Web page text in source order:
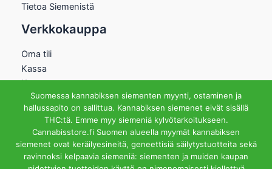
Tietoa Siemenistä
Verkkokauppa
Oma tili
Kassa
Kauppa
Ostoskori
Helsingin Myymälä
Aukioloajat
Ma-Pe 12-18 La 12-15
Riihipellonkuja 3, 00390
Suomessa kannabiksen siementen myynti, ostaminen ja
hallussapito on sallittua. Kannabiksen siemenet eivät sisällä
THC:tä. Emme myy siemeniä kylvötarkoitukseen.
Cannabisstore.fi Suomen alueella myymät kannabiksen
siemenet ovat keräilyesineitä, geneettisiä säilytystuotteita sekä
ravinnoksi kelpaavia siemeniä: siementen ja muiden kaupan